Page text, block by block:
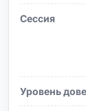
Сессия
Уровень